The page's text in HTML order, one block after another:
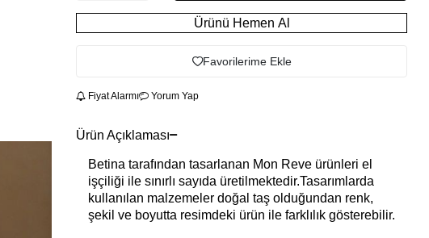
Ürünü Hemen Al
Favorilerime Ekle
Fiyat Alarmı Yorum Yap
Ürün Açıklaması
Betina tarafından tasarlanan Mon Reve ürünleri el
işçiliği ile sınırlı sayıda üretilmektedir.Tasarımlarda
kullanılan malzemeler doğal taş olduğundan renk,
şekil ve boyutta resimdeki ürün ile farklılık gösterebilir.